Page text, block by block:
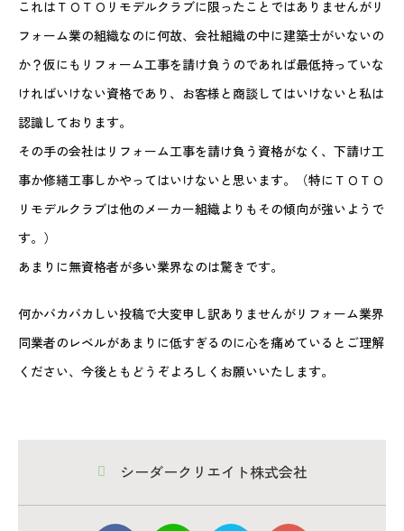
これはＴＯＴＯリモデルクラブに限ったことではありませんがリ
フォーム業の組織なのに何故、会社組織の中に建築士がいないの
か？仮にもリフォーム工事を請け負うのであれば最低持っていな
ければいけない資格であり、お客様と商談してはいけないと私は
認識しております。
その手の会社はリフォーム工事を請け負う資格がなく、下請け工
事か修繕工事しかやってはいけないと思います。（特にＴＯＴＯ
リモデルクラブは他のメーカー組織よりもその傾向が強いようで
す。）
あまりに無資格者が多い業界なのは驚きです。
何かバカバカしい投稿で大変申し訳ありませんがリフォーム業界
同業者のレベルがあまりに低すぎるのに心を痛めているとご理解
ください、今後ともどうぞよろしくお願いいたします。
シーダークリエイト株式会社